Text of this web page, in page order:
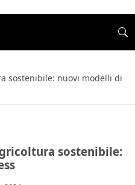
sostenibile: nuovi modelli di
sostenibile: